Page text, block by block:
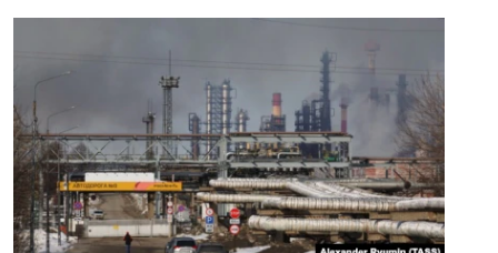
РСЕ веб страници